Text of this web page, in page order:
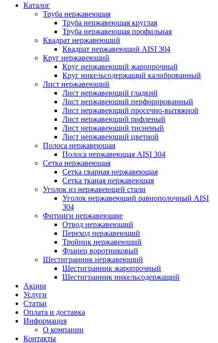
Каталог
Труба нержавеющая
Труба нержавеющая круглая
Труба нержавеющая профильная
Квадрат нержавеющий
Квадрат нержавеющий AISI 304
Круг нержавеющий
Круг нержавеющий жаропрочный
Круг никельсодержащий калиброванный
Лист нержавеющий
Лист нержавеющий гладкий
Лист нержавеющий перфорированный
Лист нержавеющий просечно-вытяжной
Лист нержавеющий рифленый
Лист нержавеющий тисненый
Лист нержавеющий цветной
Полоса нержавеющая
Полоса нержавеющая AISI 304
Сетка нержавеющая
Сетка сварная нержавеющая
Сетка тканая нержавеющая
Уголок из нержавеющей стали
Уголок нержавеющий равнополочный AISI
304
Фитинги нержавеющие
Отвод нержавеющий
Переход нержавеющий
Тройник нержавеющий
Фланец воротниковый
Шестигранник нержавеющий
Шестигранник жаропрочный
Шестигранник никельсодержащий
Акции
Услуги
Статьи
Оплата и доставка
Информация
О компании
Контакты